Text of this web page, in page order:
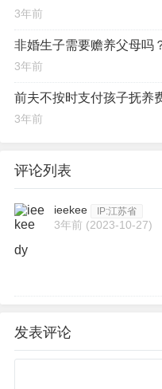
3年前
非婚生子需要赡养父母吗
3年前
前夫不按时支付孩子抚养
3年前
评论列表
ieekee IP:江苏省
3年前 (2023-10-27)
dy
发表评论